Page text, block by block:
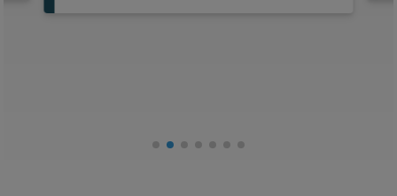
Auslaufen: 1 km